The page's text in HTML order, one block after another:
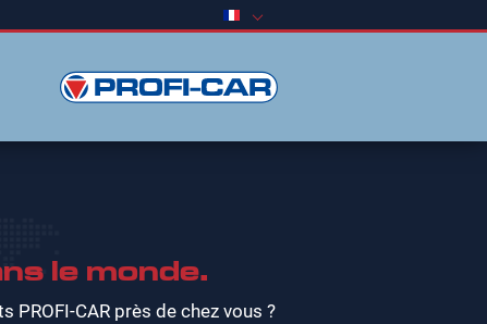
le monde.
CAR près de chez vous ?